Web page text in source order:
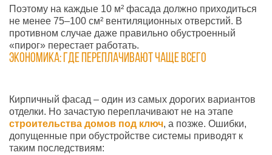
Поэтому на каждые 10 м² фасада должно приходиться
не менее 75–100 см² вентиляционных отверстий. В
противном случае даже правильно обустроенный
«пирог» перестает работать.
Экономика: где переплачивают чаще всего
Кирпичный фасад – один из самых дорогих вариантов
отделки. Но зачастую переплачивают не на этапе
строительства домов под ключ, а позже. Ошибки,
допущенные при обустройстве системы приводят к
таким последствиям: